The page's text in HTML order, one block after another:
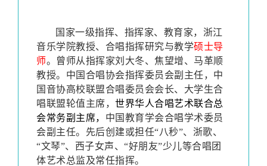
国家一级指挥、指挥家、教育家，浙江
音乐学院教授、合唱指挥研究与教学硕士导
师。曾师从指挥家刘大冬、焦望增、马革顺
教授。中国合唱协会指挥委员会副主任，中
国音协高校联盟合唱委员会会长、大学生合
唱联盟轮值主席， 世界华人合唱艺术联合总
会常务副主席， 中国教育学会合唱学术委员
会副主任。先后创建或担任“八秒”、浙歌、
“文琴”、西子女声、“好朋友”少儿等合唱团
体艺术总监及常任指挥。